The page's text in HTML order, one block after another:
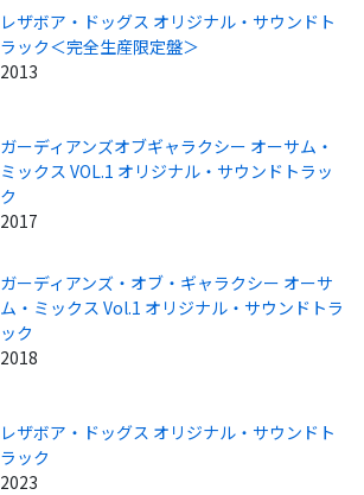
レザボア・ドッグス オリジナル・サウンドト
ラック＜完全生産限定盤＞
2013
ガーディアンズオブギャラクシー オーサム・
ミックス VOL.1 オリジナル・サウンドトラッ
ク
2017
ガーディアンズ・オブ・ギャラクシー オーサ
ム・ミックス Vol.1 オリジナル・サウンドトラ
ック
2018
レザボア・ドッグス オリジナル・サウンドト
ラック
2023